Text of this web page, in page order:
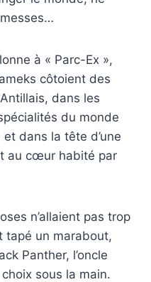
à « Parc-Ex »,
côtoient des
dans les
du monde
dans la tête d’une
au cœur habité par
n’allaient pas trop
tapé un marabout,
Panther, l’oncle
sous la main.